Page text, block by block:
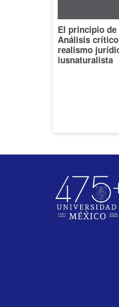
El principio de
Análisis
realismo
iusnaturalista